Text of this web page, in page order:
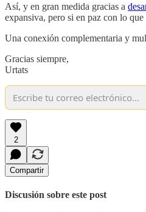
Así, y en gran medida gracias a
expansiva, pero si en paz con lo
Una conexión complementaria y
Gracias siempre,
Urtats
2
Compartir
Discusión sobre este post